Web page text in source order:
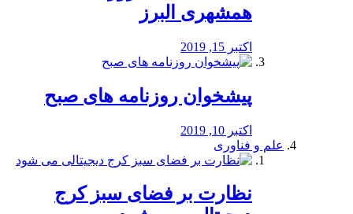
همشهری البرز
اکتبر 15, 2019
پیشخوان روزنامه های صبح
اکتبر 10, 2019
علم و فناوری
نظارت بر فضای سبز کرج